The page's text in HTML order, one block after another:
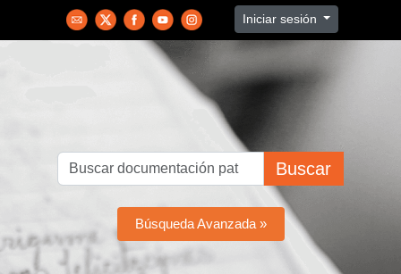
Iniciar sesión
Buscar
Búsqueda Avanzada »